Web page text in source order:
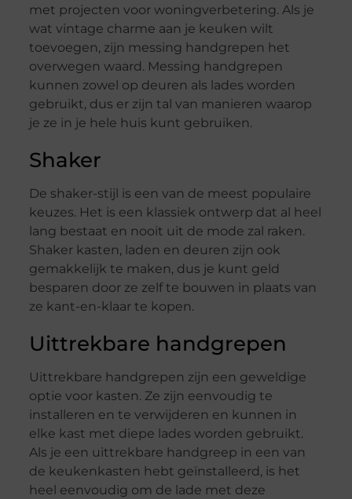
met projecten voor woningverbetering. Als je
wat vintage charme aan je keuken wilt
toevoegen, zijn messing handgrepen het
overwegen waard. Messing handgrepen
kunnen zowel op deuren als lades worden
gebruikt, dus er zijn tal van manieren waarop
je ze in je hele huis kunt gebruiken.
Shaker
De shaker-stijl is een van de meest populaire
keuzes. Het is een klassiek ontwerp dat al heel
lang bestaat en nooit uit de mode zal raken.
Shaker kasten, laden en deuren zijn ook
gemakkelijk te maken, dus je kunt geld
besparen door ze zelf te bouwen in plaats van
ze kant-en-klaar te kopen.
Uittrekbare handgrepen
Uittrekbare handgrepen zijn een geweldige
optie voor kasten. Ze zijn eenvoudig te
installeren en te verwijderen en kunnen in
elke kast met diepe lades worden gebruikt.
Als je een uittrekbare handgreep in een van
de keukenkasten hebt geïnstalleerd, is het
heel eenvoudig om de lade met deze